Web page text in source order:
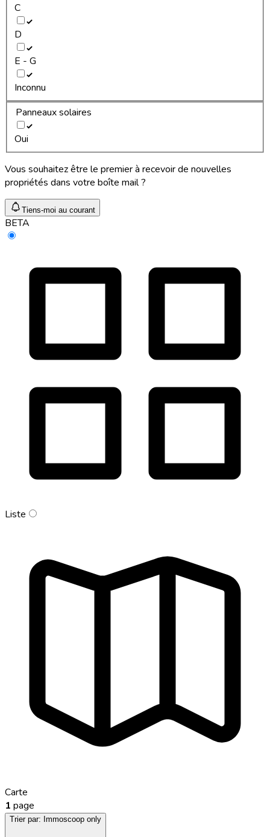
C
D
E - G
Inconnu
Panneaux solaires
Oui
Vous souhaitez être le premier à recevoir de nouvelles
propriétés dans votre boîte mail ?
Tiens-moi au courant
BETA
Liste
Carte
1 page
Trier par: Immoscoop only